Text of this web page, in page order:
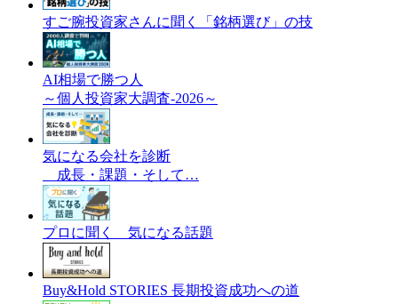
すご腕投資家さんに聞く「銘柄選び」の技
AI相場で勝つ人
～個人投資家大調査-2026～
気になる会社を診断
成長・課題・そして…
プロに聞く 気になる話題
Buy&Hold STORIES 長期投資成功への道